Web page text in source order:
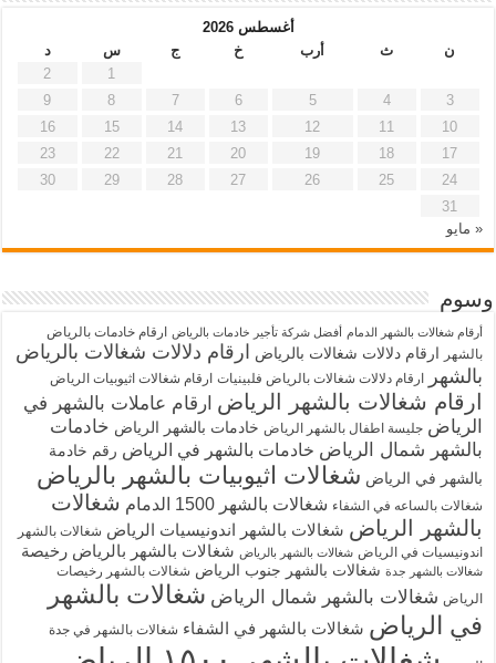
أغسطس 2026
ن
ث أرب خ ج س
د
1
2
3
4
5
6
7
8
9
10
11
12
13
14
15
16
17
18
19
20
21
22
23
24
25
26
27
28
29
30
31
« مايو
وسوم
أرقام شغالات بالشهر الدمام أفضل شركة تأجير خادمات بالرياض
ارقام خادمات بالرياض
بالشهر
ارقام دلالات شغالات بالرياض ارقام دلالات شغالات بالرياض
بالشهر
ارقام دلالات شغالات بالرياض فلبينيات ارقام شغالات اثيوبيات الرياض
ارقام شغالات بالشهر الرياض ارقام عاملات بالشهر في
الرياض جليسة اطفال بالشهر الرياض خادمات بالشهر الرياض خادمات
بالشهر شمال الرياض خادمات بالشهر في الرياض رقم خادمة
بالشهر في الرياض شغالات اثيوبيات بالشهر بالرياض
شغالات بالساعه في الشفاء شغالات بالشهر 1500 الدمام
شغالات
بالشهر الرياض شغالات بالشهر اندونيسيات الرياض شغالات بالشهر
اندونيسيات في الرياض شغالات بالشهر بالرياض شغالات بالشهر بالرياض رخيصة
شغالات بالشهر جدة شغالات بالشهر جنوب الرياض شغالات بالشهر رخيصات
الرياض شغالات بالشهر شمال الرياض شغالات بالشهر
في الرياض شغالات بالشهر في الشفاء شغالات بالشهر في جدة